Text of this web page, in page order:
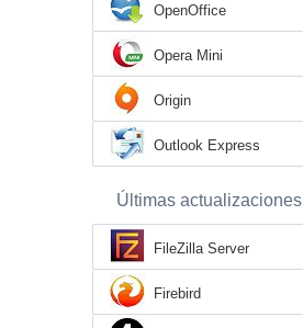
OpenOffice
Opera Mini
Origin
Outlook Express
Últimas actualizaciones
FileZilla Server
Firebird